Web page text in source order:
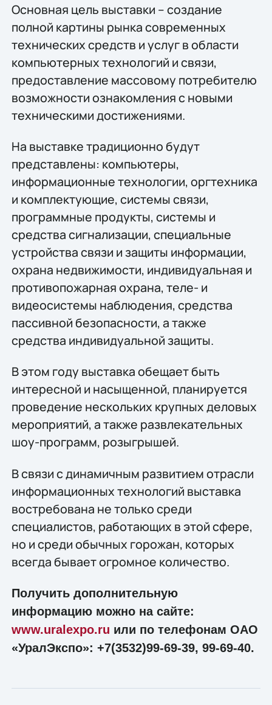
Основная цель выставки – создание
полной картины рынка современных
технических средств и услуг в области
компьютерных технологий и связи,
предоставление массовому потребителю
возможности ознакомления с новыми
техническими достижениями.
На выставке традиционно будут
представлены: компьютеры,
информационные технологии, оргтехника
и комплектующие, системы связи,
программные продукты, системы и
средства сигнализации, специальные
устройства связи и защиты информации,
охрана недвижимости, индивидуальная и
противопожарная охрана, теле- и
видеосистемы наблюдения, средства
пассивной безопасности, а также
средства индивидуальной защиты.
В этом году выставка обещает быть
интересной и насыщенной, планируется
проведение нескольких крупных деловых
мероприятий, а также развлекательных
шоу-программ, розыгрышей.
В связи с динамичным развитием отрасли
информационных технологий выставка
востребована не только среди
специалистов, работающих в этой сфере,
но и среди обычных горожан, которых
всегда бывает огромное количество.
Получить дополнительную
информацию можно на сайте:
www.uralexpo.ru или по телефонам ОАО
«УралЭкспо»: +7(3532)99-69-39, 99-69-40.